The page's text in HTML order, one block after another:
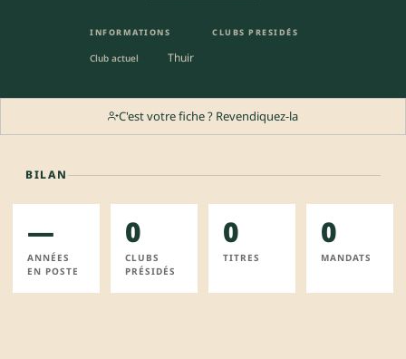
INFORMATIONS
Club actuel Thuir
CLUBS PRESIDÉS
C'est votre fiche ? Revendiquez-la
BILAN
—
ANNÉES
EN POSTE
0
CLUBS
PRÉSIDÉS
0
TITRES
0
MANDATS